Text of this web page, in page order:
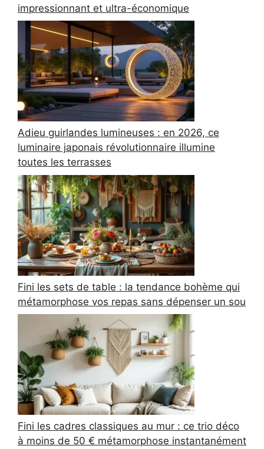
impressionnant et ultra-économique
Adieu guirlandes lumineuses : en 2026, ce
luminaire japonais révolutionnaire illumine
toutes les terrasses
Fini les sets de table : la tendance bohème qui
métamorphose vos repas sans dépenser un sou
Fini les cadres classiques au mur : ce trio déco
à moins de 50 € métamorphose instantanément